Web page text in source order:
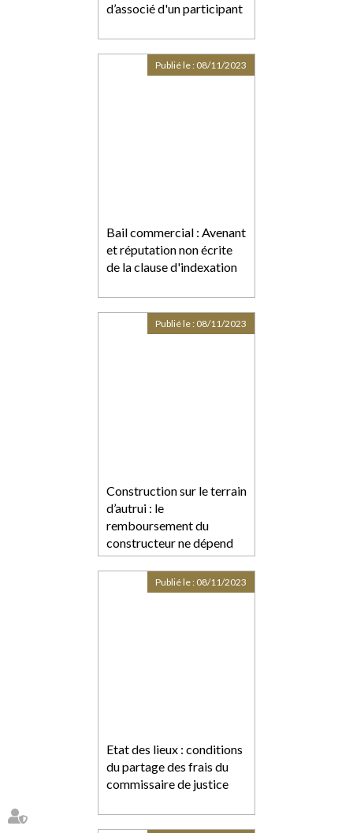
d’associé d'un participant
Bail commercial : Avenant
et réputation non écrite
de la clause d'indexation
Publié le : 08/11/2023
Construction sur le terrain
d’autrui : le
remboursement du
constructeur ne dépend
pas de son éviction
préalable
Publié le : 08/11/2023
Etat des lieux : conditions
du partage des frais du
commissaire de justice
Publié le : 08/11/2023